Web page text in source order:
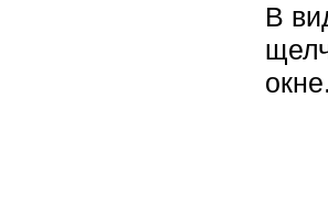
В
окне.